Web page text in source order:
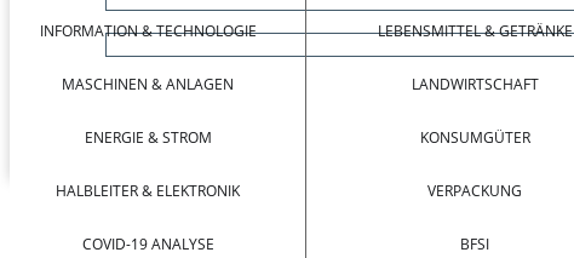
INFORMATION & TECHNOLOGIE
MASCHINEN & ANLAGEN
ENERGIE & STROM
HALBLEITER & ELEKTRONIK
COVID-19 ANALYSE
LEBENSMITTEL & GETRÄNKE
LANDWIRTSCHAFT
KONSUMGÜTER
VERPACKUNG
BFSI